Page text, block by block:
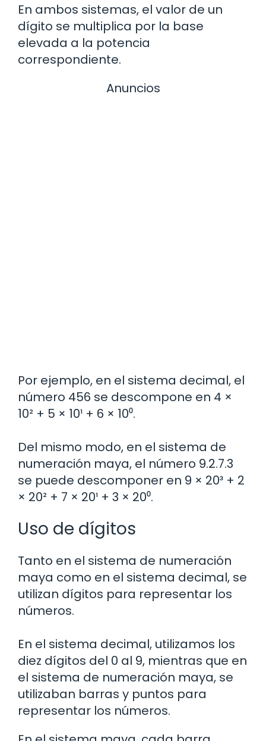
En ambos sistemas, el valor de un
dígito se multiplica por la base
elevada a la potencia
correspondiente.
Anuncios
Por ejemplo, en el sistema decimal, el
número 456 se descompone en 4 ×
10² + 5 × 10¹ + 6 × 10⁰.
Del mismo modo, en el sistema de
numeración maya, el número 9.2.7.3
se puede descomponer en 9 × 20³ + 2
× 20² + 7 × 20¹ + 3 × 20⁰.
Uso de dígitos
Tanto en el sistema de numeración
maya como en el sistema decimal, se
utilizan dígitos para representar los
números.
En el sistema decimal, utilizamos los
diez dígitos del 0 al 9, mientras que en
el sistema de numeración maya, se
utilizaban barras y puntos para
representar los números.